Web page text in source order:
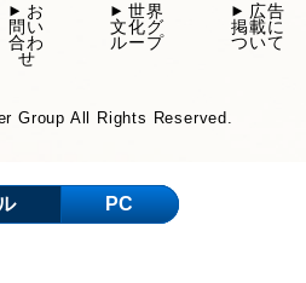
お
問い
合わ
せ
世界
文化グ
ループ
広告
掲載に
ついて
Group All Rights Reserved.
PC